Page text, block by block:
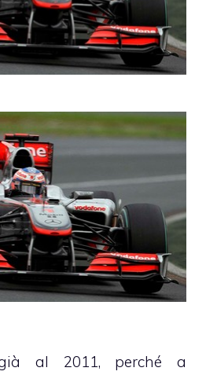
al 2011, perché a